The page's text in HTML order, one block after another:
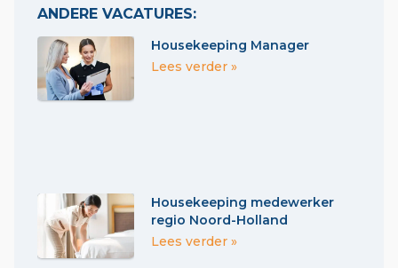
ANDERE VACATURES:
Housekeeping Manager
Lees verder »
Housekeeping medewerker
regio Noord-Holland
Lees verder »